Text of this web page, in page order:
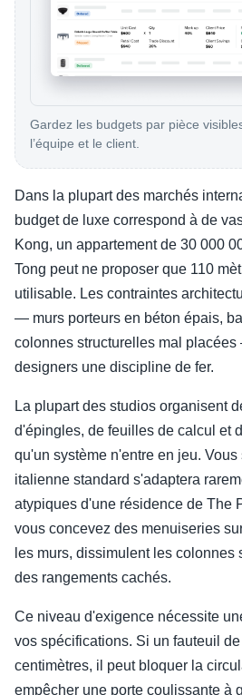
Gardez les budgets par pièce
l’équipe et le client.
Dans la plupart des marchés
budget de luxe correspond à de
Kong, un appartement de 30 000
Tong peut ne proposer que 110
utilisable. Les contraintes
— murs porteurs en béton épais,
colonnes structurelles mal
designers une discipline de fer.
La plupart des studios organisent
d'épingles, de feuilles de calcul et
qu'un système n'entre en jeu.
italienne standard s'adaptera
atypiques d'une résidence de The
vous concevez des menuiseries
les murs, dissimulent les colonnes
des rangements cachés.
Ce niveau d'exigence nécessite
vos spécifications. Si un fauteuil
centimètres, il peut bloquer la
empêcher une porte coulissante à